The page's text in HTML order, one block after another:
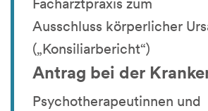
Facharztpraxis zum
Ausschluss körperlicher
(„Konsiliarbericht“)
Antrag bei der
Psychotherapeutinnen und